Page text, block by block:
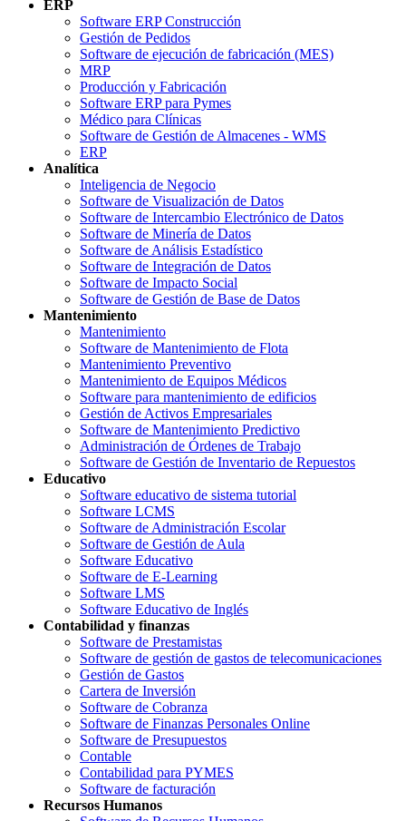
ERP
Software ERP Construcción
Gestión de Pedidos
Software de ejecución de fabricación (MES)
MRP
Producción y Fabricación
Software ERP para Pymes
Médico para Clínicas
Software de Gestión de Almacenes - WMS
ERP
Analítica
Inteligencia de Negocio
Software de Visualización de Datos
Software de Intercambio Electrónico de Datos
Software de Minería de Datos
Software de Análisis Estadístico
Software de Integración de Datos
Software de Impacto Social
Software de Gestión de Base de Datos
Mantenimiento
Mantenimiento
Software de Mantenimiento de Flota
Mantenimiento Preventivo
Mantenimiento de Equipos Médicos
Software para mantenimiento de edificios
Gestión de Activos Empresariales
Software de Mantenimiento Predictivo
Administración de Órdenes de Trabajo
Software de Gestión de Inventario de Repuestos
Educativo
Software educativo de sistema tutorial
Software LCMS
Software de Administración Escolar
Software de Gestión de Aula
Software Educativo
Software de E-Learning
Software LMS
Software Educativo de Inglés
Contabilidad y finanzas
Software de Prestamistas
Software de gestión de gastos de telecomunicaciones
Gestión de Gastos
Cartera de Inversión
Software de Cobranza
Software de Finanzas Personales Online
Software de Presupuestos
Contable
Contabilidad para PYMES
Software de facturación
Recursos Humanos